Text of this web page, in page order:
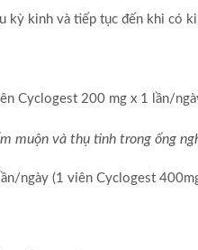
kỳ kinh và tiếp tục đến khi có
Cyclogest 200 mg x 1 lần/
muộn và thụ tinh trong ống
ngày (1 viên Cyclogest